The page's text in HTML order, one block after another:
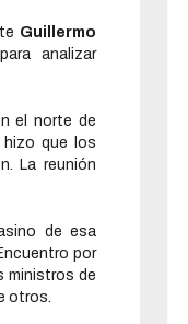
Guillermo
analizar
el norte de
hizo que los
La reunión
de esa
por
ministros de
otros.